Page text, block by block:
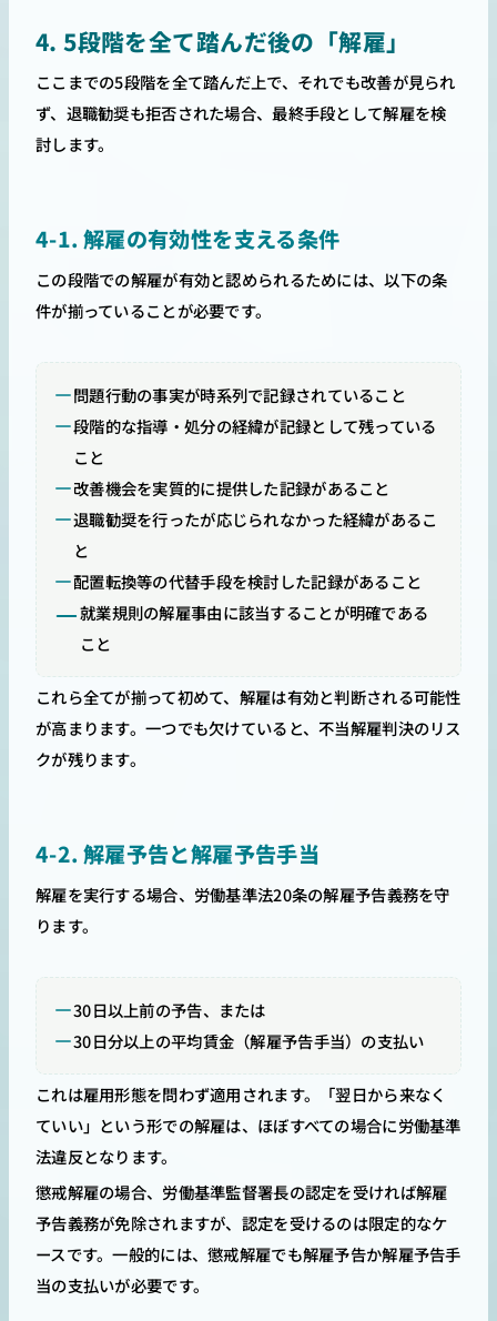
4. 5段階を全て踏んだ後の「解雇」
ここまでの5段階を全て踏んだ上で、それでも改善が見られ
ず、退職勧奨も拒否された場合、最終手段として解雇を検
討します。
4-1. 解雇の有効性を支える条件
この段階での解雇が有効と認められるためには、以下の条
件が揃っていることが必要です。
問題行動の事実が時系列で記録されていること
段階的な指導・処分の経緯が記録として残っている
こと
改善機会を実質的に提供した記録があること
退職勧奨を行ったが応じられなかった経緯があるこ
と
配置転換等の代替手段を検討した記録があること
就業規則の解雇事由に該当することが明確である
こと
これら全てが揃って初めて、解雇は有効と判断される可能性
が高まります。一つでも欠けていると、不当解雇判決のリス
クが残ります。
4-2. 解雇予告と解雇予告手当
解雇を実行する場合、労働基準法20条の解雇予告義務を守
ります。
30日以上前の予告、または
30日分以上の平均賃金（解雇予告手当）の支払い
これは雇用形態を問わず適用されます。「翌日から来なく
ていい」という形での解雇は、ほぼすべての場合に労働基準
法違反となります。
懲戒解雇の場合、労働基準監督署長の認定を受ければ解雇
予告義務が免除されますが、認定を受けるのは限定的なケ
ースです。一般的には、懲戒解雇でも解雇予告か解雇予告手
当の支払いが必要です。